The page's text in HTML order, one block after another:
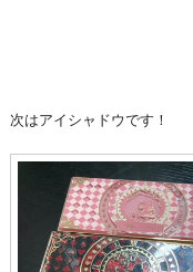
次はアイシャドウです！